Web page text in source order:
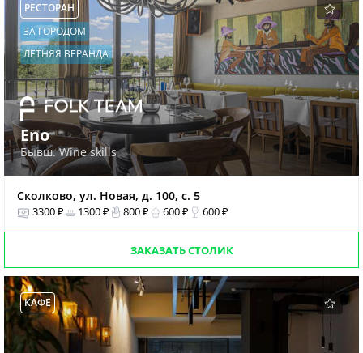
РЕСТОРАН
ЗА ГОРОДОМ
ЛЕТНЯЯ ВЕРАНДА
Eno
Бывш. Wine skills
Сколково, ул. Новая, д. 100, с. 5
3300 ₽ 1300 ₽ 800 ₽ 600 ₽ 600 ₽
ЗАКАЗАТЬ СТОЛИК
КАФЕ